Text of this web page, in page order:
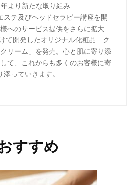
より新たな取り組み
ステ及びヘッドセラピー講座を開
へのサービス提供をさらに拡大
て開発したオリジナル化粧品「ク
リーム」を発売。心と肌に寄り添
て、これからも多くのお客様に寄
添っていきます。
すすめ